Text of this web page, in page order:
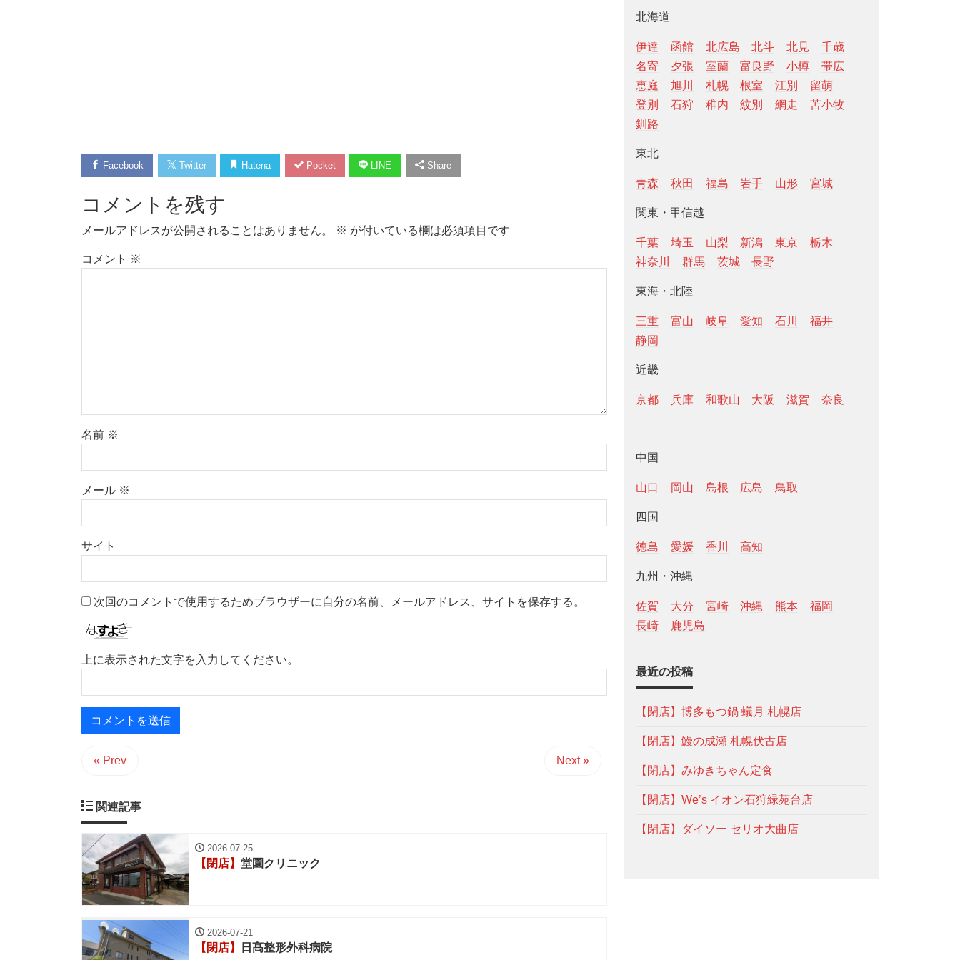
Facebook Twitter Hatena Pocket LINE Share
コメントを残す
メールアドレスが公開されることはありません。 ※ が付いている欄は必須項目です
コメント ※
名前 ※
メール ※
サイト
次回のコメントで使用するためブラウザーに自分の名前、メールアドレス、サイトを保存する。
上に表示された文字を入力してください。
« Prev Next »
関連記事
2026-07-25
【閉店】 堂園クリニック
2026-07-21
【閉店】 日髙整形外科病院
北海道
伊達 函館 北広島 北斗 北見
千歳
名寄
夕張 室蘭 富良野 小樽
帯広
恵庭
旭川 札幌 根室 江別
留萌
登別
石狩 稚内 紋別 網走
苫小牧
釧路
東北
青森 秋田 福島 岩手 山形 宮城
関東・甲信越
千葉 埼玉 山梨 新潟 東京
栃木
神奈川
群馬 茨城 長野
東海・北陸
三重 富山 岐阜 愛知 石川
福井
静岡
近畿
京都 兵庫 和歌山 大阪 滋賀 奈良
中国
山口 岡山 島根 広島 鳥取
四国
徳島 愛媛 香川 高知
九州・沖縄
佐賀 大分 宮崎 沖縄 熊本
福岡
長崎
鹿児島
最近の投稿
【閉店】博多もつ鍋 蟻月 札幌店
【閉店】鰻の成瀬 札幌伏古店
【閉店】みゆきちゃん定食
【閉店】We’s イオン石狩緑苑台店
【閉店】ダイソー セリオ大曲店